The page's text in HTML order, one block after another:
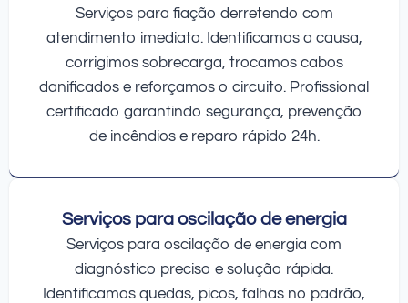
Serviços para fiação derretendo com
atendimento imediato. Identificamos a causa,
corrigimos sobrecarga, trocamos cabos
danificados e reforçamos o circuito. Profissional
certificado garantindo segurança, prevenção
de incêndios e reparo rápido 24h.
Serviços para oscilação de energia
Serviços para oscilação de energia com
diagnóstico preciso e solução rápida.
Identificamos quedas, picos, falhas no padrão,